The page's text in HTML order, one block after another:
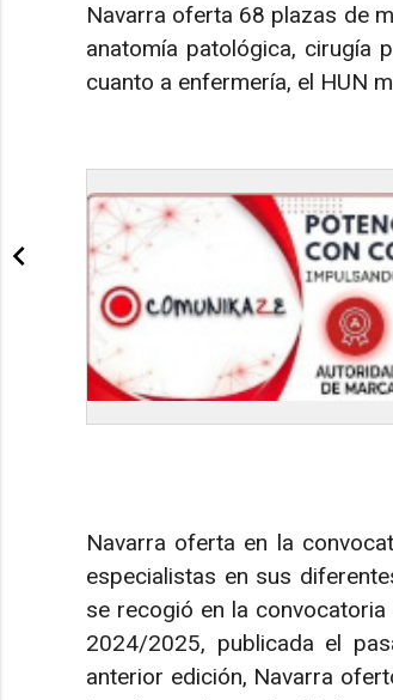
Navarra oferta 68 plazas de
anatomía patológica, cirugía
cuanto a enfermería, el HUN
Navarra oferta en la
especialistas en sus
se recogió en la
2024/2025, publicada el
anterior edición, Navarra